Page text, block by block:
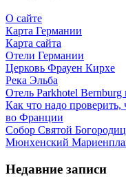
О сайте
Карта Германии
Карта сайта
Отели Германии
Церковь Фрауен Кирхе
Река Эльба
Отель Parkhotel Bernburg
Как что надо проверить,
во Франции
Собор Святой
Мюнхенский
Недавние записи